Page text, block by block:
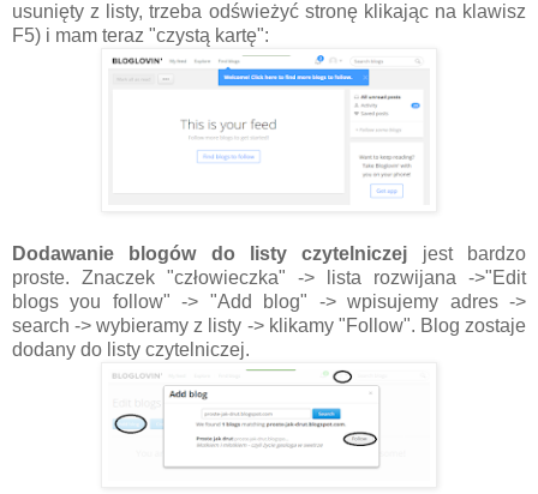
usunięty z listy, trzeba odświeżyć stronę klikając na klawisz
F5) i mam teraz "czystą kartę":
Dodawanie blogów do listy czytelniczej jest bardzo
proste. Znaczek "człowieczka" -> lista rozwijana ->"Edit
blogs you follow" -> "Add blog" -> wpisujemy adres ->
search -> wybieramy z listy -> klikamy "Follow". Blog zostaje
dodany do listy czytelniczej.